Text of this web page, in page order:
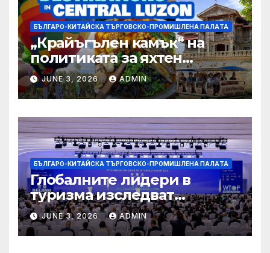
БЪЛГАРО-КИТАЙСКА ТЪРГОВСКО-ПРОМИШЛЕНА ПАЛAТА
„Крайъгълен камък“ на
политиката за яхтен
туризъм на GBA
JUNE 3, 2026 ADMIN
БЪЛГАРО-КИТАЙСКА ТЪРГОВСКО-ПРОМИШЛЕНА ПАЛAТА
Глобалните лидери в
туризма изследват
бъдещето на пътуването,
управлявано от AI
JUNE 3, 2026 ADMIN